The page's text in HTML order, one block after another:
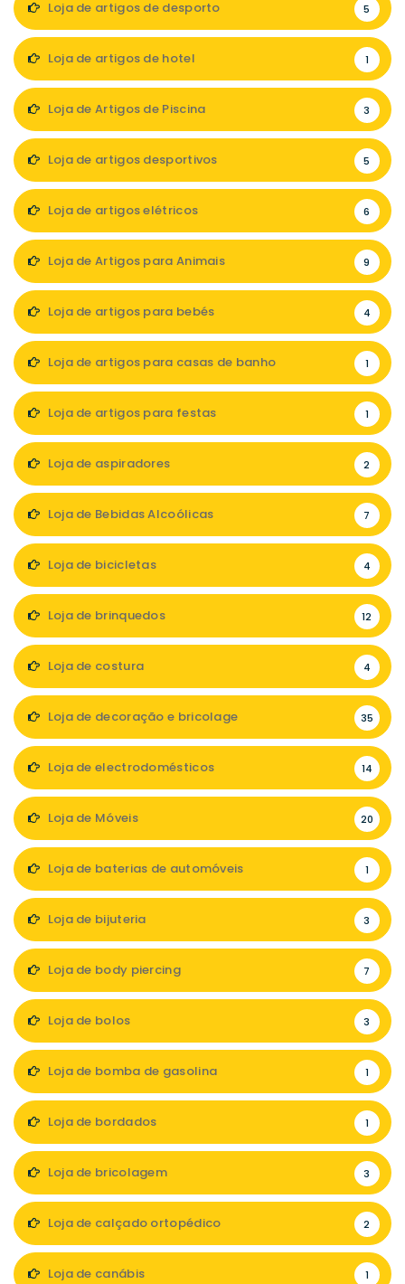
Loja de artigos de desporto 5
Loja de artigos de hotel 1
Loja de Artigos de Piscina 3
Loja de artigos desportivos 5
Loja de artigos elétricos 6
Loja de Artigos para Animais 9
Loja de artigos para bebés 4
Loja de artigos para casas de banho 1
Loja de artigos para festas 1
Loja de aspiradores 2
Loja de Bebidas Alcoólicas 7
Loja de bicicletas 4
Loja de brinquedos 12
Loja de costura 4
Loja de decoração e bricolage 35
Loja de electrodomésticos 14
Loja de Móveis 20
Loja de baterias de automóveis 1
Loja de bijuteria 3
Loja de body piercing 7
Loja de bolos 3
Loja de bomba de gasolina 1
Loja de bordados 1
Loja de bricolagem 3
Loja de calçado ortopédico 2
Loja de canábis 1